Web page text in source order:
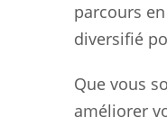
parcours
diversifié
Que vous
améliorer